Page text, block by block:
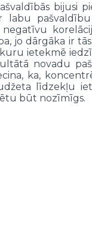
bijusi
jo dārgāka ir
ietekmē
novadu
ka,
līdzekļu
būt nozīmīgs.